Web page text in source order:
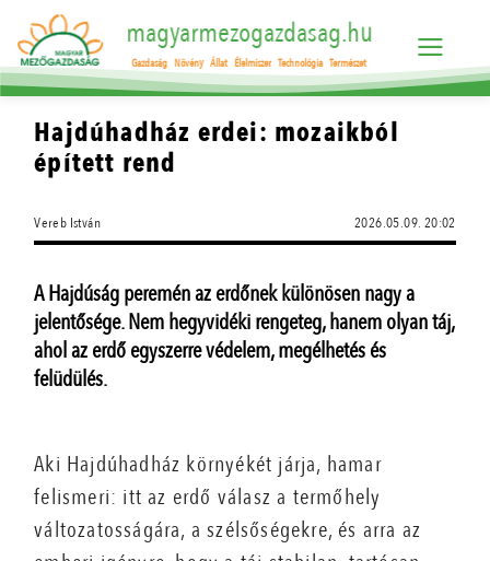
magyarmezogazdasag.hu
Gazdaság Növény Állat Élelmiszer Technológia Természet
Hajdúhadház erdei: mozaikból
épített rend
Vereb István 2026.05.09. 20:02
A Hajdúság peremén az erdőnek különösen nagy a
jelentősége. Nem hegyvidéki rengeteg, hanem olyan táj,
ahol az erdő egyszerre védelem, megélhetés és
felüdülés.
Aki Hajdúhadház környékét járja, hamar
felismeri: itt az erdő válasz a termőhely
változatosságára, a szélsőségekre, és arra az